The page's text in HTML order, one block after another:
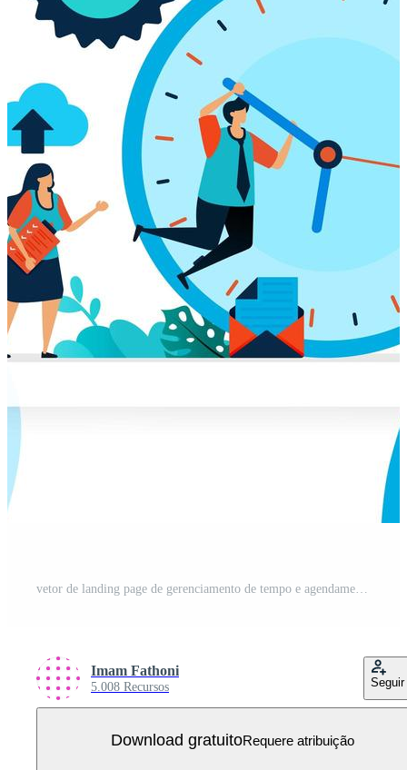
vetor de landing page de gerenciamento de tempo e agendamento de tarefas, projete, planeje e gerencie o trabalho no prazo, falta de tempo nos negócios, trabalho com o tempo. ilustração para site, aplicativos móveis, página inicial, folheto, cartão Vetor Grátis
Imam Fathoni
5.008 Recursos Seguir
Download gratuitoRequere atribuição